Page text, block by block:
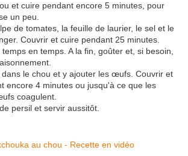
et cuire pendant encore 5 minutes, pour
un peu.
de tomates, la feuille de laurier, le sel et le
Couvrir et cuire pendant 25 minutes.
en temps. A la fin, goûter et, si besoin,
dans le chou et y ajouter les œufs. Couvrir et
encore 4 minutes ou jusqu'à ce que les
coagulent.
persil et servir aussitôt.